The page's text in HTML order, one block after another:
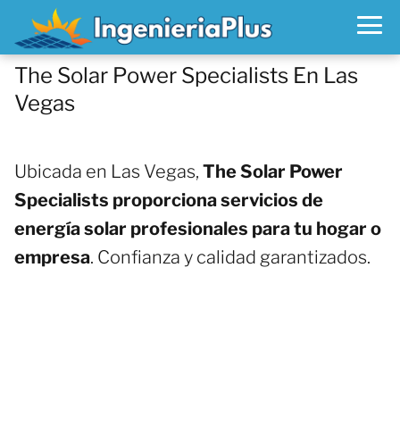
The Solar Power Specialists En Las
Vegas
Ubicada en Las Vegas, The Solar Power
Specialists proporciona servicios de
energía solar profesionales para tu hogar o
empresa. Confianza y calidad garantizados.